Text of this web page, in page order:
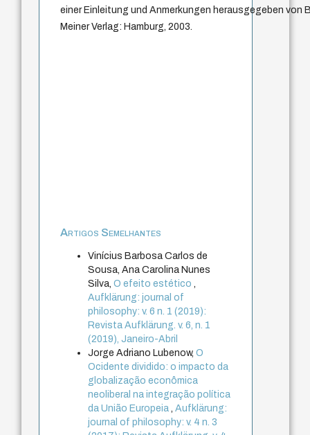
einer Einleitung und Anmerkungen herausgegeben von
Meiner Verlag: Hamburg, 2003.
Artigos Semelhantes
Vinícius Barbosa Carlos de
Sousa, Ana Carolina Nunes
Silva,O efeito estético
Aufklärung: journal of
philosophy: v. 6 n. 1 (2019):
Revista Aufklärung. v. 6, n. 1
(2019), Janeiro-Abril
Jorge Adriano Lubenow,O
Ocidente dividido: o impacto da
globalização econômica
neoliberal na integração política
da União Europeia ,Aufklärung:
journal of philosophy: v. 4 n. 3